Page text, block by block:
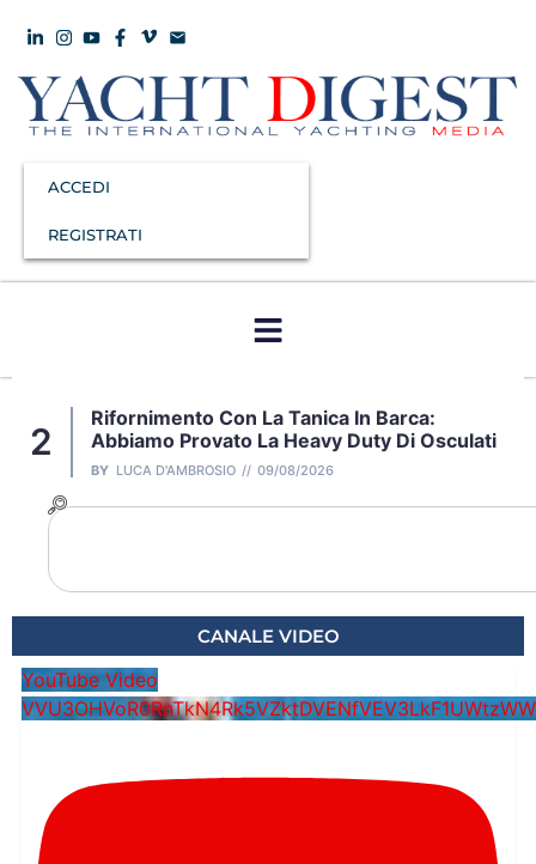
ACCEDI
REGISTRATI
2
Rifornimento Con La Tanica In Barca:
Abbiamo Provato La Heavy Duty Di Osculati
BY LUCA D'AMBROSIO 09/08/2026
CANALE VIDEO
YouTube Video